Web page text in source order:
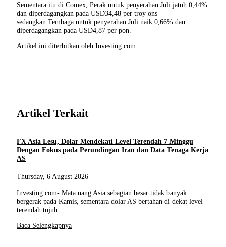
Sementara itu di Comex,Perak untuk penyerahan Juli jatuh 0,44%
dan diperdagangkan pada USD34,48 per troy ons
sedangkanTembaga untuk penyerahan Juli naik 0,66% dan
diperdagangkan pada USD4,87 per pon.
Artikel ini diterbitkan oleh Investing.com
Artikel Terkait
FX Asia Lesu, Dolar Mendekati Level Terendah 7 Minggu
Dengan Fokus pada Perundingan Iran dan Data Tenaga Kerja
AS
Thursday, 6 August 2026
Investing.com- Mata uang Asia sebagian besar tidak banyak
bergerak pada Kamis, sementara dolar AS bertahan di dekat level
terendah tujuh
Baca Selengkapnya